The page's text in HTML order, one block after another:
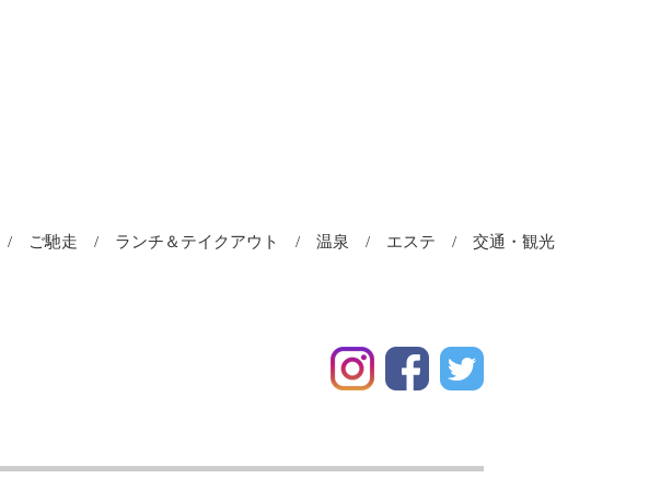
ご馳走 ランチ＆テイクアウト 温泉 エステ 交通・観光